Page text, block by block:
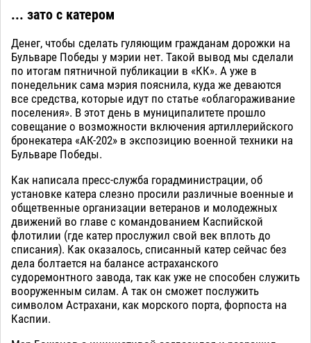
... зато с катером
Денег, чтобы сделать гуляющим гражданам дорожки на
Бульваре Победы у мэрии нет. Такой вывод мы сделали
по итогам пятничной публикации в «КК». А уже в
понедельник сама мэрия пояснила, куда же деваются
все средства, которые идут по статье «облагораживание
поселения». В этот день в муниципалитете прошло
совещание о возможности включения артиллерийского
бронекатера «АК-202» в экспозицию военной техники на
Бульваре Победы.
Как написала пресс-служба горадминистрации, об
установке катера слезно просили различные военные и
общетвенные организации ветеранов и молодежных
движений во главе с командованием Каспийской
флотилии (где катер прослужил свой век вплоть до
списания). Как оказалось, списанный катер сейчас без
дела болтается на балансе астраханского
судоремонтного завода, так как уже не способен служить
вооруженным силам. А так он сможет послужить
символом Астрахани, как морского порта, форпоста на
Каспии.